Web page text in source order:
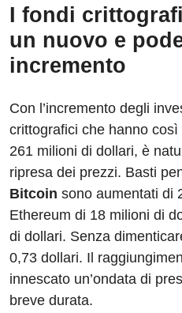
I fondi
un nuovo e
incremento
Con l’incremento degli
crittografici che hanno
261 milioni di dollari, è
ripresa dei prezzi. Basti
Bitcoin sono aumentati di
Ethereum di 18 milioni di
di dollari. Senza
0,73 dollari. Il
innescato un’ondata di
breve durata.